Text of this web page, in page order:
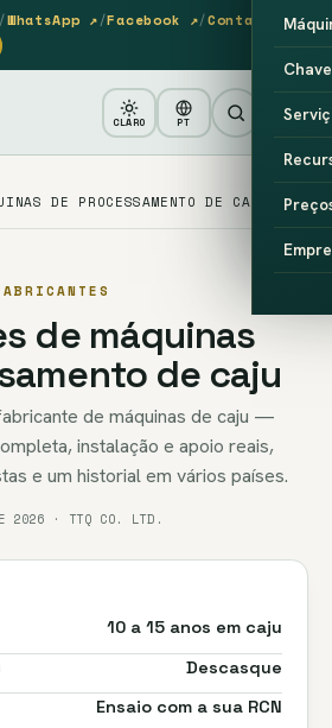
/WhatsApp ↗/Facebook ↗/Contacto
CLARO PT
DE PROCESSAMENTO DE CAJU
de máquinas
de caju
de máquinas de caju —
instalação e apoio reais,
e um historial em vários países.
2026 · TTQ CO. LTD.
10 a 15 anos em caju
Descasque
Ensaio com a sua RCN